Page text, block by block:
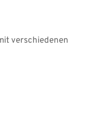
verschiedenen